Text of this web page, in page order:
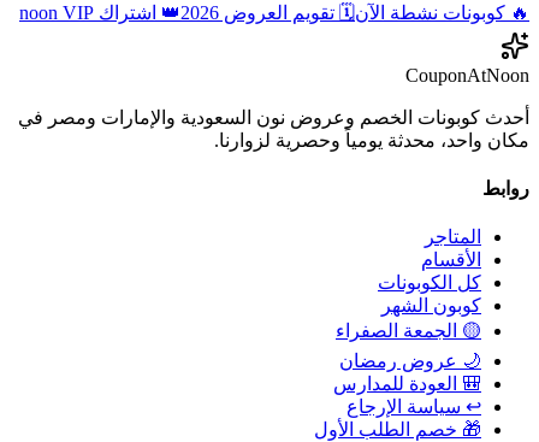
🔥 كوبونات نشطة الآن🗓️ تقويم العروض 2026 👑 اشتراك noon VIP
CouponAtNoon
أحدث كوبونات الخصم وعروض نون السعودية والإمارات ومصر في
مكان واحد، محدثة يومياً وحصرية لزوارنا.
روابط
المتاجر
الأقسام
كل الكوبونات
كوبون الشهر
🟡 الجمعة الصفراء
🌙 عروض رمضان
🎒 العودة للمدارس
↩️ سياسة الإرجاع
🎁 خصم الطلب الأول